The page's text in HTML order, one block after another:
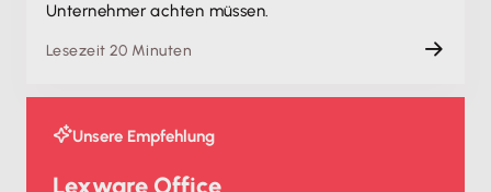
Unternehmer achten müssen.
Lesezeit 20 Minuten
Unsere Empfehlung
Lexware Office